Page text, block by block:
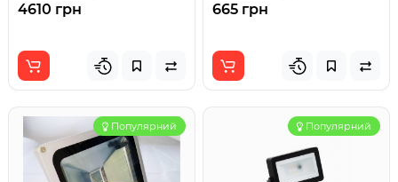
4610 грн 665 грн
Популярний Популярний